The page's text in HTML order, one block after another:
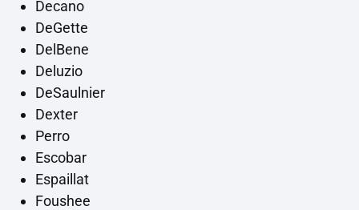
Decano
DeGette
DelBene
Deluzio
DeSaulnier
Dexter
Perro
Escobar
Espaillat
Foushee